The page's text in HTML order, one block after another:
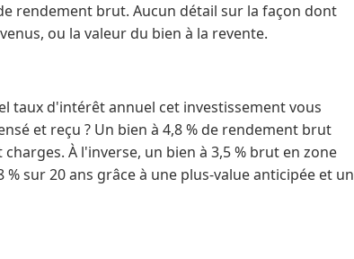
rendement brut. Aucun détail sur la façon dont
ou la valeur du bien à la revente.
taux d'intérêt annuel cet investissement vous
et reçu ? Un bien à 4,8 % de rendement brut
À l'inverse, un bien à 3,5 % brut en zone
sur 20 ans grâce à une plus-value anticipée et un